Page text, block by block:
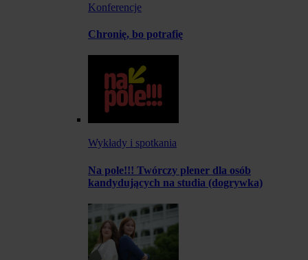
Konferencje
Chronię, bo potrafię
Wykłady i spotkania
Na pole!!! Twórczy plener dla osób
kandydujących na studia (dogrywka)